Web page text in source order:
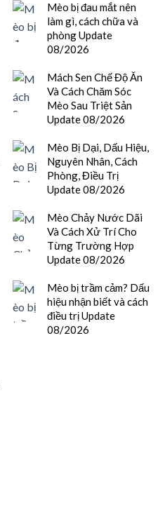
Mèo bị đau mắt nên
làm gì, cách chữa và
phòng Update
08/2026
Mách Sen Chế Độ Ăn
Và Cách Chăm Sóc
Mèo Sau Triệt Sản
Update 08/2026
Mèo Bị Dại, Dấu Hiệu,
Nguyên Nhân, Cách
Phòng, Điều Trị
Update 08/2026
Mèo Chảy Nước Dãi
Và Cách Xử Trí Cho
Từng Trường Hợp
Update 08/2026
Mèo bị trầm cảm? Dấu
hiệu nhận biết và cách
điều trị Update
08/2026